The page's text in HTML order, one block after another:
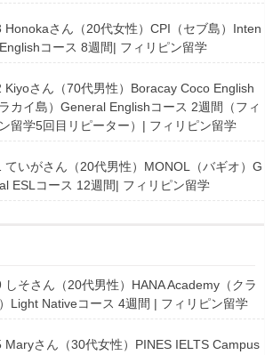
Honokaさん（20代女性）CPI（セブ島）Inten
コース 8週間| フィリピン留学
Kiyoさん（70代男性）Boracay Coco English
ラカイ島）General Englishコース 2週間（フィ
留学5回目リピーター）| フィリピン留学
ていがさん（20代男性）MONOL（バギオ）G
ESLコース 12週間| フィリピン留学
しそさん（20代男性）HANA Academy（クラ
Light Nativeコース 4週間 | フィリピン留学
Maryさん（30代女性）PINES IELTS Campus